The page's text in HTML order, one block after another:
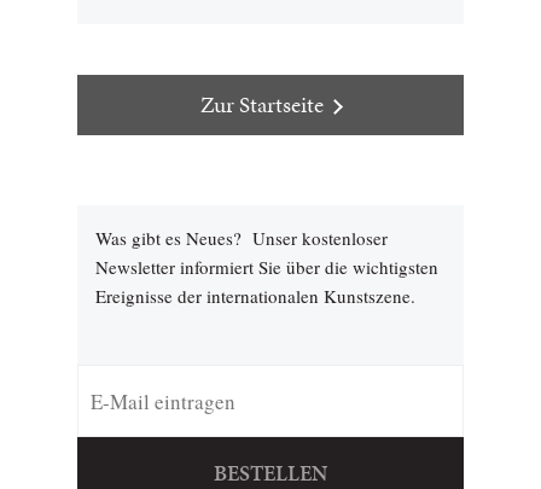
Zur Startseite
Was gibt es Neues? Unser kostenloser
Newsletter informiert Sie über die wichtigsten
Ereignisse der internationalen Kunstszene.
BESTELLEN